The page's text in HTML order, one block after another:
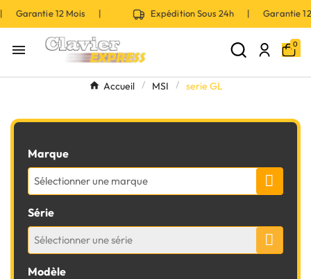
Garantie 12 Mois | Expédition Sous 24h | Garantie
 0
Accueil MSI serie GL
Marque
Sélectionner une marque
Série
Sélectionner une série
Modèle